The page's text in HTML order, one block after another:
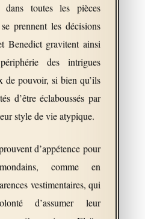
dans toutes les pièces
prennent les décisions
Benedict gravitent ainsi
des intrigues
de pouvoir, si bien qu’ils
d’être éclaboussés par
style de vie atypique.
d’appétence pour
comme en
vestimentaires, qui
d’assumer leur